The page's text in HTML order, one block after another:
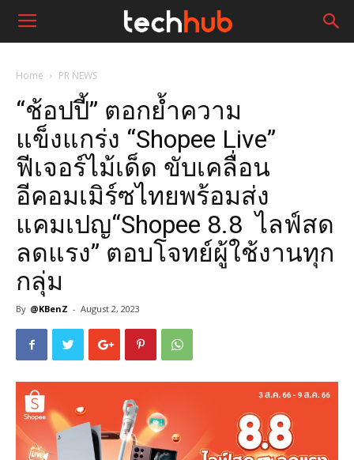
Home PR NEWS
“ช้อปปี้” ตอกย้ำความ
แข็งแกร่ง “Shopee Live”
ฟีเจอร์ไม้เด็ด ขับเคลื่อน
อีคอมเมิร์ซไทยพร้อมส่ง
แคมเปญ“Shopee 8.8 ไลฟ์สด
ลดแรง” ตอบโจทย์ผู้ใช้งานทุก
กลุ่ม
By @KBenZ - August 2, 2023